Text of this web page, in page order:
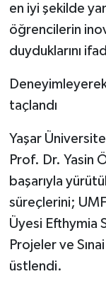
en iyi şekilde
öğrencilerin
duyduklarını
taçlandı
Yaşar
Prof. Dr. Yasin
başarıyla
süreçlerini;
Üyesi Efthymia
Projeler ve
üstlendi.